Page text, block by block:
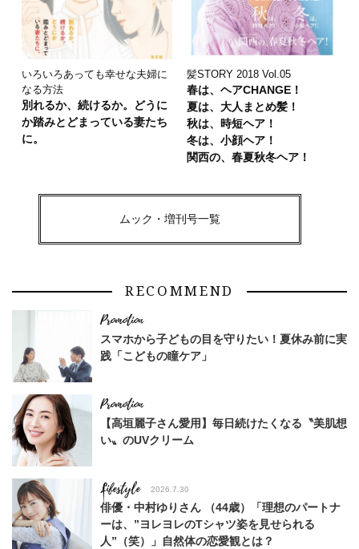
いろいろあっても幸せな夫婦に
なる方法
別れるか、続けるか。どうに
か踏みとどまっている妻たち
に。
髪STORY 2018 Vol.05
春は、ヘアCHANGE！
夏は、大人まとめ髪！
秋は、時短ヘア！
冬は、小顔ヘア！
関西の、春夏秋冬ヘア！
ムック・増刊号一覧
RECOMMEND
スマホから子どもの目を守りたい！夏休み前に実
践「こどもの瞳ケア」
【高垣麗子さん愛用】毎日続けたくなる〝美肌想
い〟のUVクリーム
Lifestyle 2026.7.30
俳優・中村ゆりさん （44歳）「理想のパートナ
ーは、”ヨレヨレのTシャツ姿を見せられる
人”（笑）」自然体の恋愛観とは？